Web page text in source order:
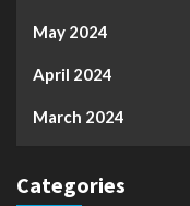
May 2024
April 2024
March 2024
Categories